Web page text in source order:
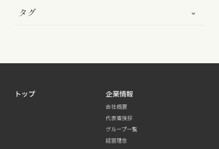
採用情報
タグ
トップ 企業情報
会社概要
代表者挨拶
グループ一覧
経営理念